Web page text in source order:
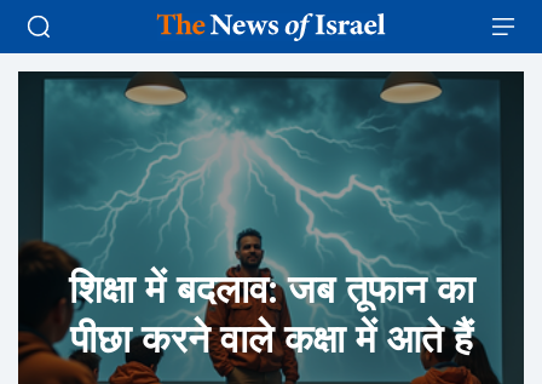
शिक्षा में बदलाव: जब तूफान का
पीछा करने वाले कक्षा में आते हैं